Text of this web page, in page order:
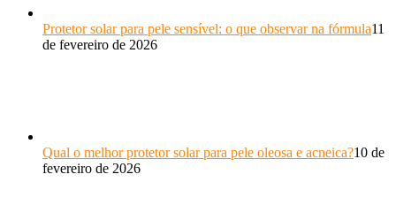
Protetor solar para pele sensível: o que observar na fórmula11
de fevereiro de 2026
Qual o melhor protetor solar para pele oleosa e acneica?10 de
fevereiro de 2026